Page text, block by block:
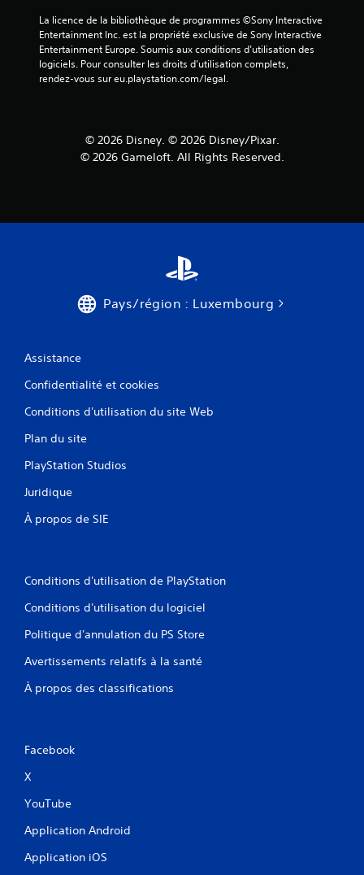
La licence de la bibliothèque de programmes ©Sony Interactive
Entertainment Inc. est la propriété exclusive de Sony Interactive
Entertainment Europe. Soumis aux conditions d’utilisation des
logiciels. Pour consulter les droits d’utilisation complets,
rendez-vous sur eu.playstation.com/legal.
© 2026 Disney. © 2026 Disney/Pixar.
© 2026 Gameloft. All Rights Reserved.
Pays/région : Luxembourg
Assistance
Confidentialité et cookies
Conditions d'utilisation du site Web
Plan du site
PlayStation Studios
Juridique
À propos de SIE
Conditions d'utilisation de PlayStation
Conditions d'utilisation du logiciel
Politique d'annulation du PS Store
Avertissements relatifs à la santé
À propos des classifications
Facebook
X
YouTube
Application Android
Application iOS